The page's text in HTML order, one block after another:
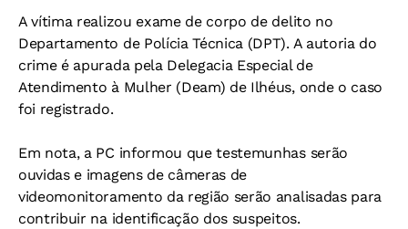
A vítima realizou exame de corpo de delito no
Departamento de Polícia Técnica (DPT). A autoria do
crime é apurada pela Delegacia Especial de
Atendimento à Mulher (Deam) de Ilhéus, onde o caso
foi registrado.
Em nota, a PC informou que testemunhas serão
ouvidas e imagens de câmeras de
videomonitoramento da região serão analisadas para
contribuir na identificação dos suspeitos.